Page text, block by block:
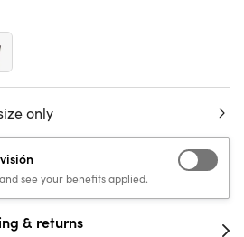
only
see your benefits applied.
& returns